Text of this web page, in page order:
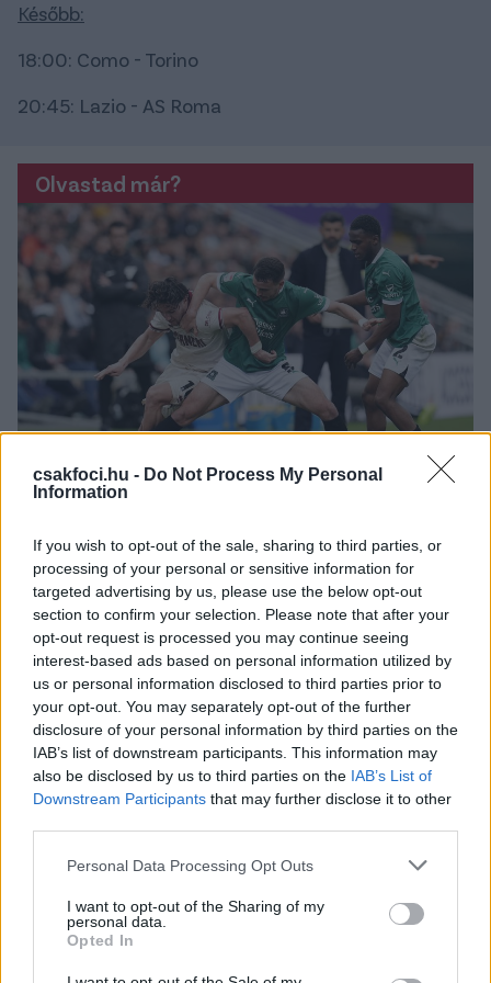
csakfoci.hu - Do Not Process My Personal
Information
If you wish to opt-out of the sale, sharing to third parties, or
processing of your personal or sensitive information for
targeted advertising by us, please use the below opt-out
section to confirm your selection. Please note that after your
opt-out request is processed you may continue seeing
interest-based ads based on personal information utilized by
us or personal information disclosed to third parties prior to
your opt-out. You may separately opt-out of the further
disclosure of your personal information by third parties on the
IAB’s list of downstream participants. This information may
also be disclosed by us to third parties on the IAB’s List of
Downstream Participants that may further disclose it to other
Please note that this website/app uses one or more Google
not limited to your visit or usage behaviour. You may click to
grant or deny consent to Google and its third-party tags to
use your data for below specified purposes in below Google
consent section.
Personal Data Processing Opt Outs
I want to opt-out of the Sharing of my
personal data.
Opted In
Később:
18:00: Como - Torino
20:45: Lazio - AS Roma
Olvastad már?
Légiósok: Az öltözőfolyosón
drámai mérkőzése után - videó
Az ellenfél menedzsere odaszólt majd provokálta a
Plymouth Argyle játékosait.
Elolvasom
Itt állíthatod be, hogy a Csakfoci az elsők
között legyen a Google-találatokban
CÍMKÉK: #MAGYAR FOCI